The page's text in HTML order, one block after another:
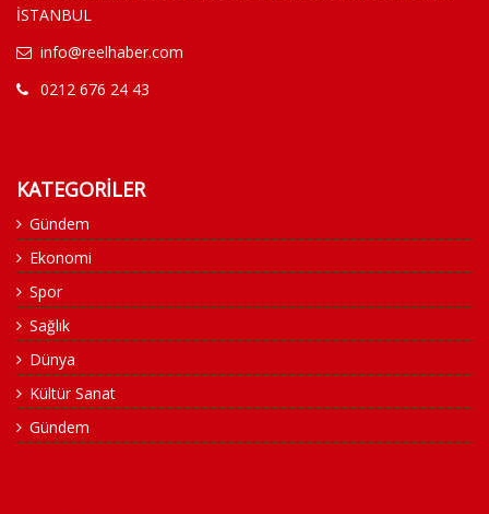
İSTANBUL
info@reelhaber.com
0212 676 24 43
KATEGORİLER
Gündem
Ekonomi
Spor
Sağlık
Dünya
Kültür Sanat
Gündem